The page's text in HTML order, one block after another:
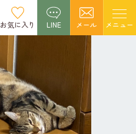
お気に入り LINE メール メニュー